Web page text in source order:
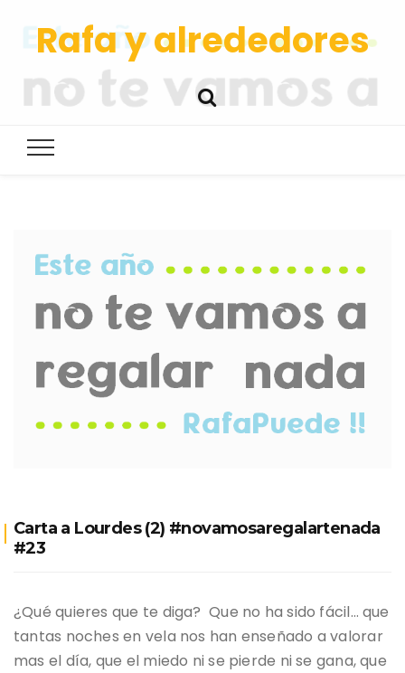
Rafa y alrededores
Carta a Lourdes (2) ‪#‎novamosaregalartenada‬
#23
¿Qué quieres que te diga? Que no ha sido fácil… que
tantas noches en vela nos han enseñado a valorar
mas el día, que el miedo ni se pierde ni se gana, que